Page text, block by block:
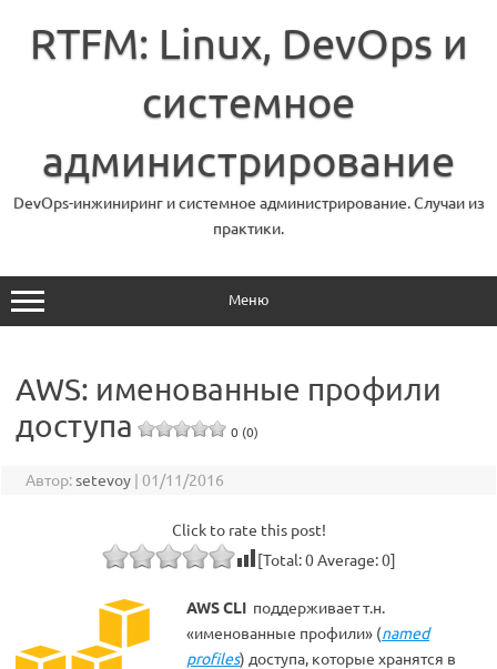
содержимому
RTFM: Linux, DevOps и
системное
администрирование
DevOps-инжиниринг и системное администрирование. Случаи из
практики.
Меню
AWS: именованные профили
доступа
0 (0)
Автор:setevoy | 01/11/2016
Click to rate this post!
[Total:0Average:0]
AWS CLI поддерживает т.н.
«именованные профили» (named
profiles) доступа, которые хранятся в